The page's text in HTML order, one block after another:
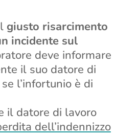
giusto risarcimento
incidente sul
deve informare
il suo datore di
l’infortunio è di
il datore di lavoro
dell’indennizzo